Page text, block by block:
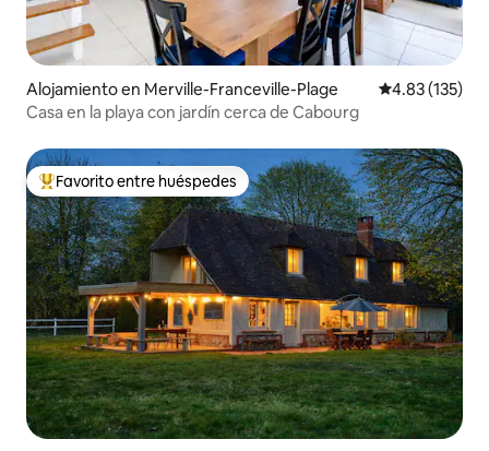
Alojamiento en Merville-Franceville-Plage Calificación
4.83 (135)
Casa en la playa con jardín cerca de Cabourg
Favorito entre huéspedes preferido
Favorito entre huéspedes